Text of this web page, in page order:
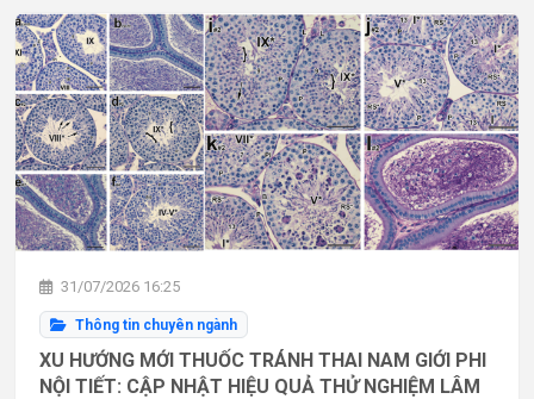
31/07/2026 16:25
Thông tin chuyên ngành
XU HƯỚNG MỚI THUỐC TRÁNH THAI NAM GIỚI PHI
NỘI TIẾT: CẬP NHẬT HIỆU QUẢ THỬ NGHIỆM LÂM